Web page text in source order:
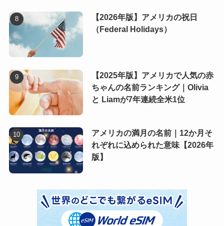
【2026年版】アメリカの祝日
（Federal Holidays）
【2025年版】アメリカで人気の赤
ちゃんの名前ランキング｜Olivia
と Liamが7年連続全米1位
アメリカの満月の名前｜12か月そ
れぞれに込められた意味【2026年
版】